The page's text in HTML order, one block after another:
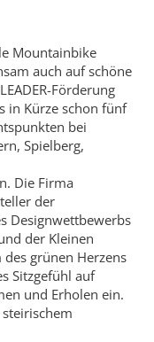
Mountainbike
auch auf schöne
Förderung
in Kürze schon fünf
bei
Spielberg,
Die Firma
der
Designwettbewerbs
der Kleinen
grünen Herzens
Sitzgefühl auf
und Erholen ein.